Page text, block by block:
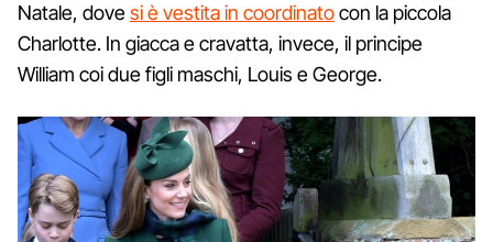
Natale, dovesi è vestita in coordinatocon la piccola
Charlotte. In giacca e cravatta, invece, il principe
William coi due figli maschi, Louis e George.